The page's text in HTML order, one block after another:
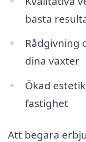
bästa
Rådgivning
dina växter
Ökad
fastighet
Att begära